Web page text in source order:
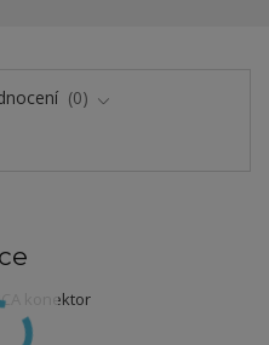
0
konektor